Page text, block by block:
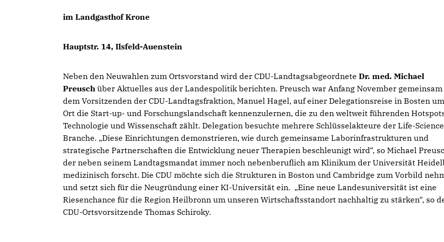
im Landgasthof Krone
Hauptstr. 14, Ilsfeld-Auenstein
Neben den Neuwahlen zum Ortsvorstand wird der CDU-Landtagsabgeordnete Dr. med. Michael
Preusch über Aktuelles aus der Landespolitik berichten. Preusch war Anfang November
dem Vorsitzenden der CDU-Landtagsfraktion, Manuel Hagel, auf einer Delegationsreise in Bosten
Ort die Start-up- und Forschungslandschaft kennenzulernen, die zu den weltweit führenden
Technologie und Wissenschaft zählt. Delegation besuchte mehrere Schlüsselakteure der Life-
Branche. „Diese Einrichtungen demonstrieren, wie durch gemeinsame Laborinfrastrukturen und
strategische Partnerschaften die Entwicklung neuer Therapien beschleunigt wird“, so Michael
der neben seinem Landtagsmandat immer noch nebenberuflich am Klinikum der Universität
medizinisch forscht. Die CDU möchte sich die Strukturen in Boston und Cambridge zum Vorbild
und setzt sich für die Neugründung einer KI-Universität ein. „Eine neue Landesuniversität ist eine
Riesenchance für die Region Heilbronn um unseren Wirtschaftsstandort nachhaltig zu stärken“, so
CDU-Ortsvorsitzende Thomas Schiroky.